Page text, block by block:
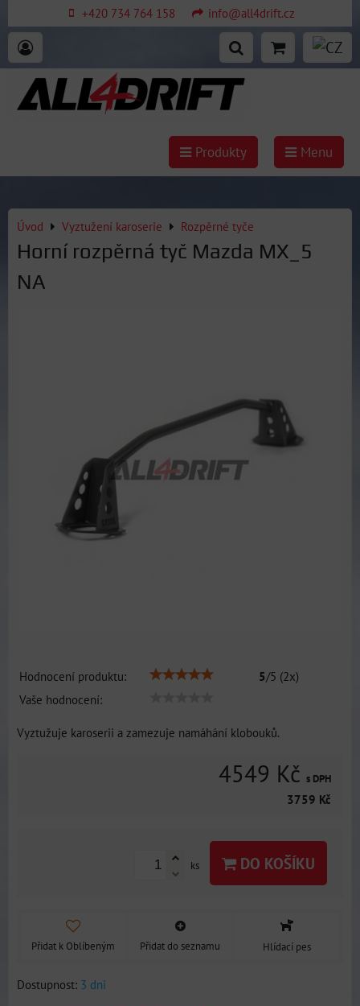
+420 734 764 158 info@all4drift.cz
Produkty Menu
Úvod Vyztužení karoserie Rozpěrné tyče
Horní rozpěrná tyč Mazda MX_5
NA
Hodnocení produktu: 5/5 (2x)
Vaše hodnocení:
Vyztužuje karoserii a zamezuje namáhání klobouků.
4549 Kč s DPH
3759 Kč
ks DO KOŠÍKU
Přidat k Oblíbeným Přidat do seznamu Hlídací pes
Dostupnost: 3 dni